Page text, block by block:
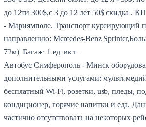
до 12ти 300$,с 3 до 12 лет 50$ скидка .
- Мариямполе. Транспорт курсирующий
направлению: Mercedes-Benz
72м). Багаж: 1 ед. вкл..
Автобус Симферополь - Минск
дополнительными услугами:
бесплатный Wi-Fi, розетки, usb, пледы,
кондиционер, горячие напитки и еда.
частично отсутствовать на некоторых